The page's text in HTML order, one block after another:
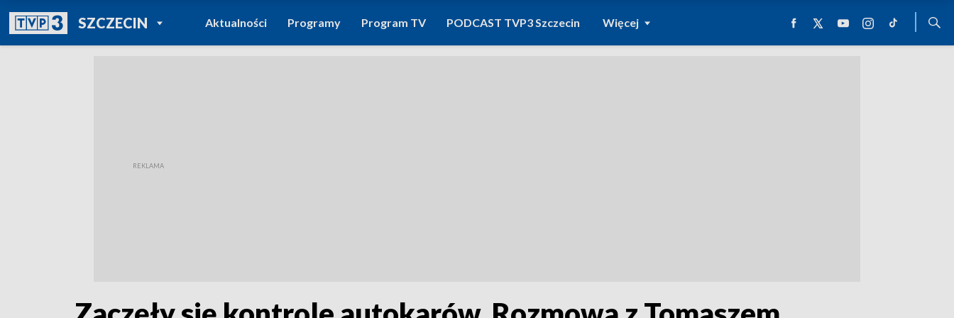
SZCZECINPOWRÓT DO
TVP REGIONY
Aktualności Programy Program TV PODCAST TVP3 Szczecin Więcej